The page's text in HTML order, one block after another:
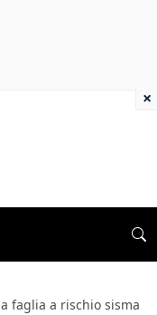
faglia a rischio sisma
×